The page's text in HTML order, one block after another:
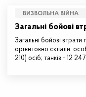
ВИЗВОЛЬНА ВІЙНА
Загальні бойові
Загальні бойові
орієнтовно склали:
210) осіб; танків - 12